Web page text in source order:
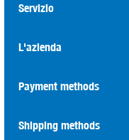
Servizio
L'azienda
Payment methods
Shipping methods